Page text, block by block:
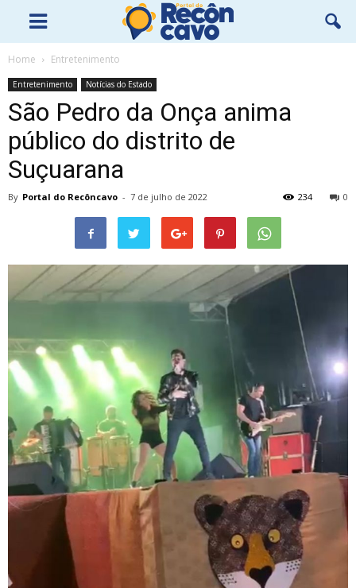
Home Entretenimento
Entretenimento Notícias do Estado
São Pedro da Onça anima
público do distrito de
Suçuarana
By Portal do Recôncavo - 7 de julho de 2022 0
234